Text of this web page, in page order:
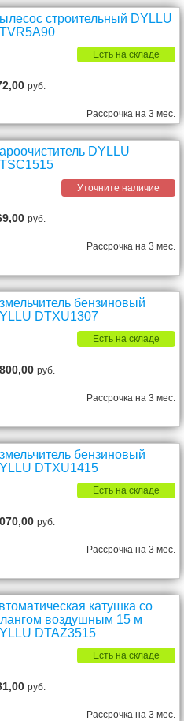
строительный DYLLU
Есть на складе
руб.
Рассрочка на 3 мес.
DYLLU
Уточните наличие
руб.
Рассрочка на 3 мес.
бензиновый
DTXU1307
Есть на складе
руб.
Рассрочка на 3 мес.
бензиновый
DTXU1415
Есть на складе
руб.
Рассрочка на 3 мес.
катушка со
воздушным 15 м
DTAZ3515
Есть на складе
руб.
Рассрочка на 3 мес.